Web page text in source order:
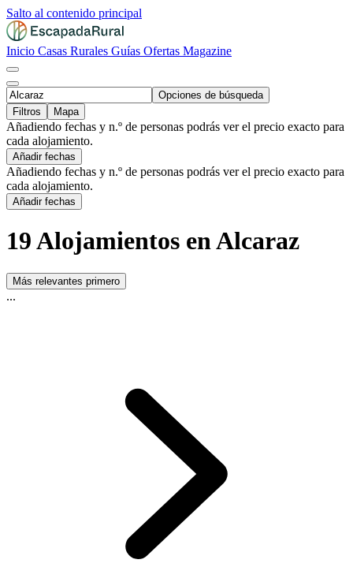
Salto al contenido principal
Inicio Casas Rurales Guías Ofertas Magazine
Opciones de búsqueda
Filtros
Mapa
Añadiendo fechas y n.º de personas podrás ver el precio exacto para
cada alojamiento.
Añadir fechas
Añadiendo fechas y n.º de personas podrás ver el precio exacto para
cada alojamiento.
Añadir fechas
19 Alojamientos en Alcaraz
Más relevantes primero
...